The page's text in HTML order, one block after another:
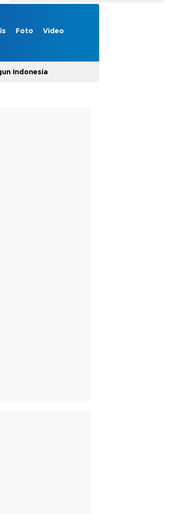
Foto Video
Indonesia